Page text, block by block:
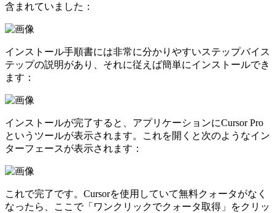
含まれていました：
インストール手順書には非常に分かりやすいステップバイス
テップの説明があり、それに従えば簡単にインストールでき
ます：
インストールが完了すると、アプリケーションにCursor Pro
というツールが表示されます。これを開くと次のようなイン
ターフェースが表示されます：
これで完了です。Cursorを使用していて無料クォータがなく
なったら、ここで「ワンクリックでクォータ取得」をクリッ